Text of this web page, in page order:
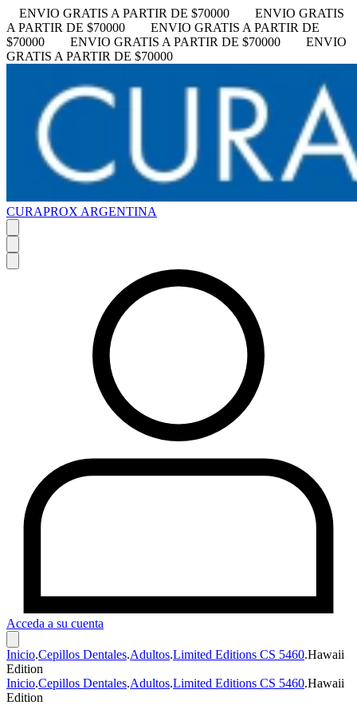
ENVIO GRATIS A PARTIR DE $70000
ENVIO GRATIS
A PARTIR DE $70000
ENVIO GRATIS A PARTIR DE
$70000
ENVIO GRATIS A PARTIR DE $70000
ENVIO
GRATIS A PARTIR DE $70000
CURAPROX ARGENTINA
Acceda a su cuenta
Inicio.Cepillos Dentales.Adultos.Limited Editions CS 5460.Hawaii
Edition
Inicio.Cepillos Dentales.Adultos.Limited Editions CS 5460.Hawaii
Edition